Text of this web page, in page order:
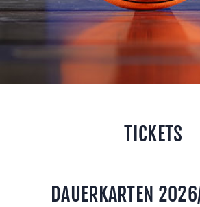
TICKETS
VEREIN
TICKETS
DAUERKARTEN